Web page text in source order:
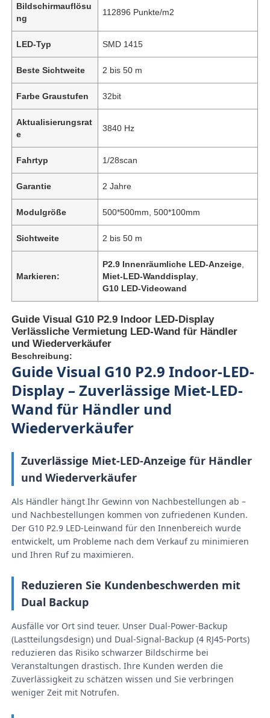
Zu Hause
Produkte
Videos
Über uns
Werksbesichtigung
Bildschirmauflösu
ng
112896 Punkte/m2
LED-Typ SMD 1415
Beste Sichtweite 2 bis 50 m
Farbe Graustufen 32bit
Aktualisierungsrat
e
3840 Hz
Fahrtyp 1/28scan
Garantie 2 Jahre
Modulgröße 500*500mm, 500*100mm
Sichtweite 2 bis 50 m
Markieren:
P2.9 Innenräumliche LED-Anzeige
Miet-LED-Wanddisplay
G10 LED-Videowand
Guide Visual G10 P2.9 Indoor LED-Display
Verlässliche Vermietung LED-Wand für Händler
und Wiederverkäufer
Beschreibung:
Guide Visual G10 P2.9 Indoor-LED-
Display – Zuverlässige Miet-LED-
Wand für Händler und
Wiederverkäufer
Zuverlässige Miet-LED-Anzeige für Händler
und Wiederverkäufer
Als Händler hängt Ihr Gewinn von Nachbestellungen ab –
und Nachbestellungen kommen von zufriedenen Kunden.
Der G10 P2.9 LED-Leinwand für den Innenbereich wurde
entwickelt, um Probleme nach dem Verkauf zu minimieren
und Ihren Ruf zu maximieren.
Reduzieren Sie Kundenbeschwerden mit
Dual Backup
Ausfälle vor Ort sind teuer. Unser Dual-Power-Backup
(Lastteilungsdesign) und Dual-Signal-Backup (4 RJ45-Ports)
reduzieren das Risiko schwarzer Bildschirme bei
Veranstaltungen drastisch. Ihre Kunden werden die
Zuverlässigkeit zu schätzen wissen und Sie verbringen
weniger Zeit mit Notrufen.